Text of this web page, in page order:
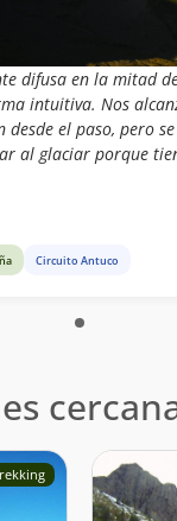
difusa en la mitad
intuitiva. Nos
el paso, pero
al glaciar porque
Circuito Antuco